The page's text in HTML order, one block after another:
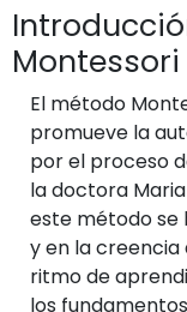
Montessori
El método
promueve la
por el proceso
la doctora
este método se
y en la creencia
ritmo de
los